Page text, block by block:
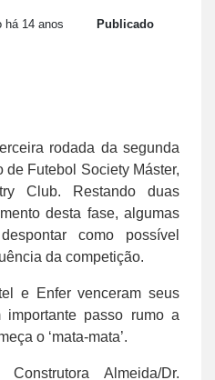
há 14 anos
Publicado
rodada da segunda
de Futebol Society Máster,
Club. Restando duas
desta fase, algumas
como possível
da competição.
e Enfer venceram seus
importante passo rumo a
o ‘mata-mata’.
Almeida/Dr.